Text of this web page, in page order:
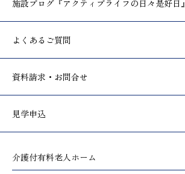
施設ブログ 『アクティブライフの日々是好日』
よくあるご質問
資料請求・お問合せ
見学申込
介護付有料老人ホーム